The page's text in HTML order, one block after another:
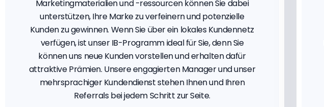
Marketingmaterialien und -ressourcen können Sie dabei
unterstützen, Ihre Marke zu verfeinern und potenzielle
Kunden zu gewinnen. Wenn Sie über ein lokales Kundennetz
verfügen, ist unser IB-Programm ideal für Sie, denn Sie
können uns neue Kunden vorstellen und erhalten dafür
attraktive Prämien. Unsere engagierten Manager und unser
mehrsprachiger Kundendienst stehen Ihnen und Ihren
Referrals bei jedem Schritt zur Seite.